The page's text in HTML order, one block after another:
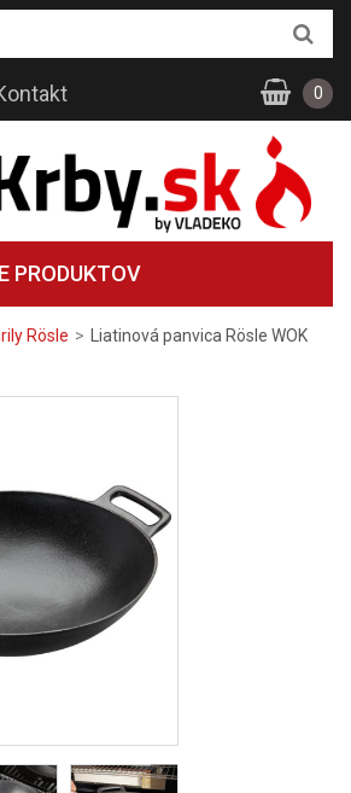
Rösle >
Liatinová panvica Rösle WOK
PRODUKTOV
0